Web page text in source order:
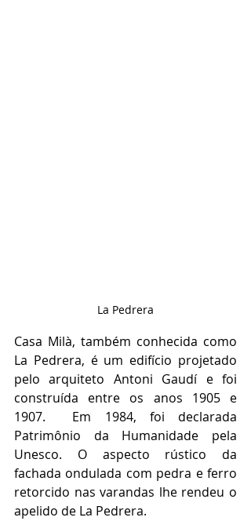
La Pedrera
Casa Milà, também conhecida como
La Pedrera, é um edifício projetado
pelo arquiteto Antoni Gaudí e foi
construída entre os anos 1905 e
1907.  Em 1984, foi declarada
Patrimônio da Humanidade pela
Unesco. O aspecto rústico da
fachada ondulada com pedra e ferro
retorcido nas varandas lhe rendeu o
apelido de La Pedrera.